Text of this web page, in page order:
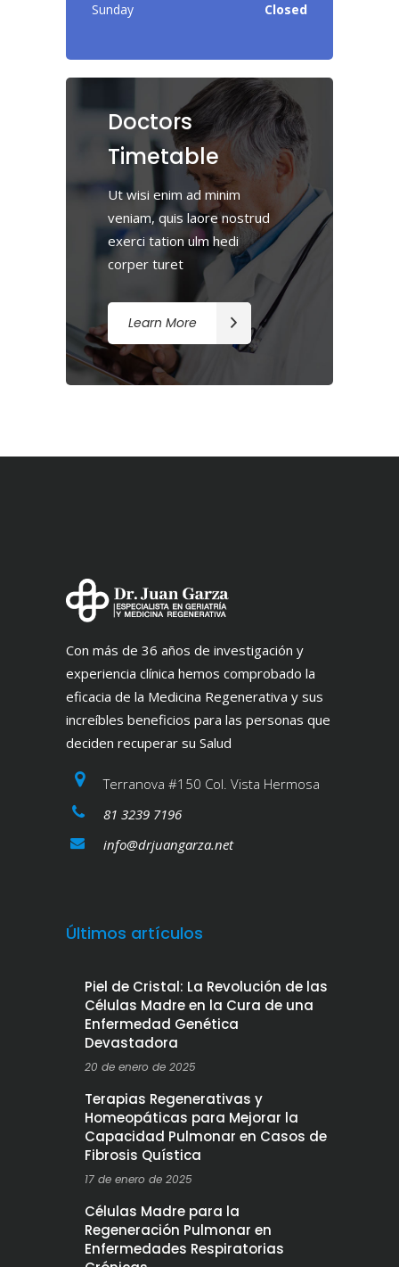
Sunday Closed
Doctors
Timetable
Ut wisi enim ad minim
veniam, quis laore nostrud
exerci tation ulm hedi
corper turet
Learn More
Con más de 36 años de investigación y
experiencia clínica hemos comprobado la
eficacia de la Medicina Regenerativa y sus
increíbles beneficios para las personas que
deciden recuperar su Salud
Terranova #150 Col. Vista Hermosa
81 3239 7196
info@drjuangarza.net
Últimos artículos
Piel de Cristal: La Revolución de las
Células Madre en la Cura de una
Enfermedad Genética
Devastadora
20 de enero de 2025
Terapias Regenerativas y
Homeopáticas para Mejorar la
Capacidad Pulmonar en Casos de
Fibrosis Quística
17 de enero de 2025
Células Madre para la
Regeneración Pulmonar en
Enfermedades Respiratorias